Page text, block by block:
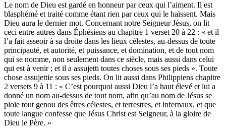
Le nom de Dieu est gardé en honneur par ceux qui l’aiment. Il est
blasphémé et traité comme étant rien par ceux qui le haïssent. Mais
Dieu aura le dernier mot. Concernant notre Seigneur Jésus, on lit
ceci entre autres dans Éphésiens au chapitre 1 verset 20 à 22 : « et il
l’a fait asseoir à sa droite dans les lieux célestes, au-dessus de toute
principauté, et autorité, et puissance, et domination, et de tout nom
qui se nomme, non seulement dans ce siècle, mais aussi dans celui
qui est à venir ; et il a assujetti toutes choses sous ses pieds ». Toute
chose assujettie sous ses pieds. On lit aussi dans Philippiens chapitre
2 versets 9 à 11 : « C’est pourquoi aussi Dieu l’a haut élevé et lui a
donné un nom au-dessus de tout nom, afin qu’au nom de Jésus se
ploie tout genou des êtres célestes, et terrestres, et infernaux, et que
toute langue confesse que Jésus Christ est Seigneur, à la gloire de
Dieu le Père. »